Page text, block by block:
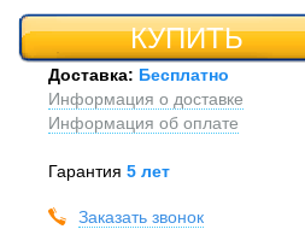
КУПИТЬ
Доставка: Бесплатно
Информация о доставке
Информация об оплате
Гарантия 5 лет
Заказать звонок